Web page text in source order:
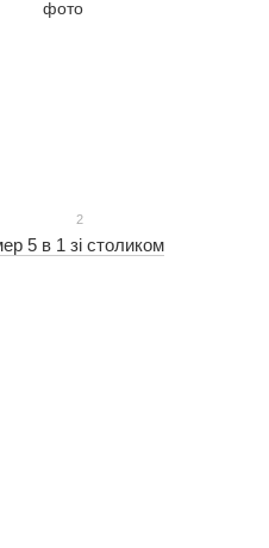
2
5 в 1 зі столиком